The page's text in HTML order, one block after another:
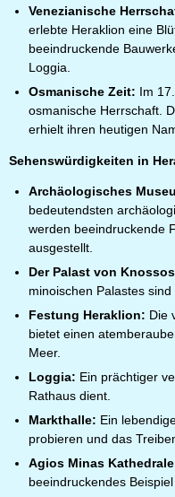
Venezianische
erlebte Heraklion eine
beeindruckende
Loggia.
Osmanische Zeit: Im
osmanische Herrschaft.
erhielt ihren heutigen
Sehenswürdigkeiten in
Archäologisches
bedeutendsten
werden beeindruckende
ausgestellt.
Der Palast von Knossos
minoischen Palastes
Festung Heraklion: Die
bietet einen
Meer.
Loggia: Ein prächtiger
Rathaus dient.
Markthalle: Ein
probieren und das
Agios Minas Kathedrale
beeindruckendes